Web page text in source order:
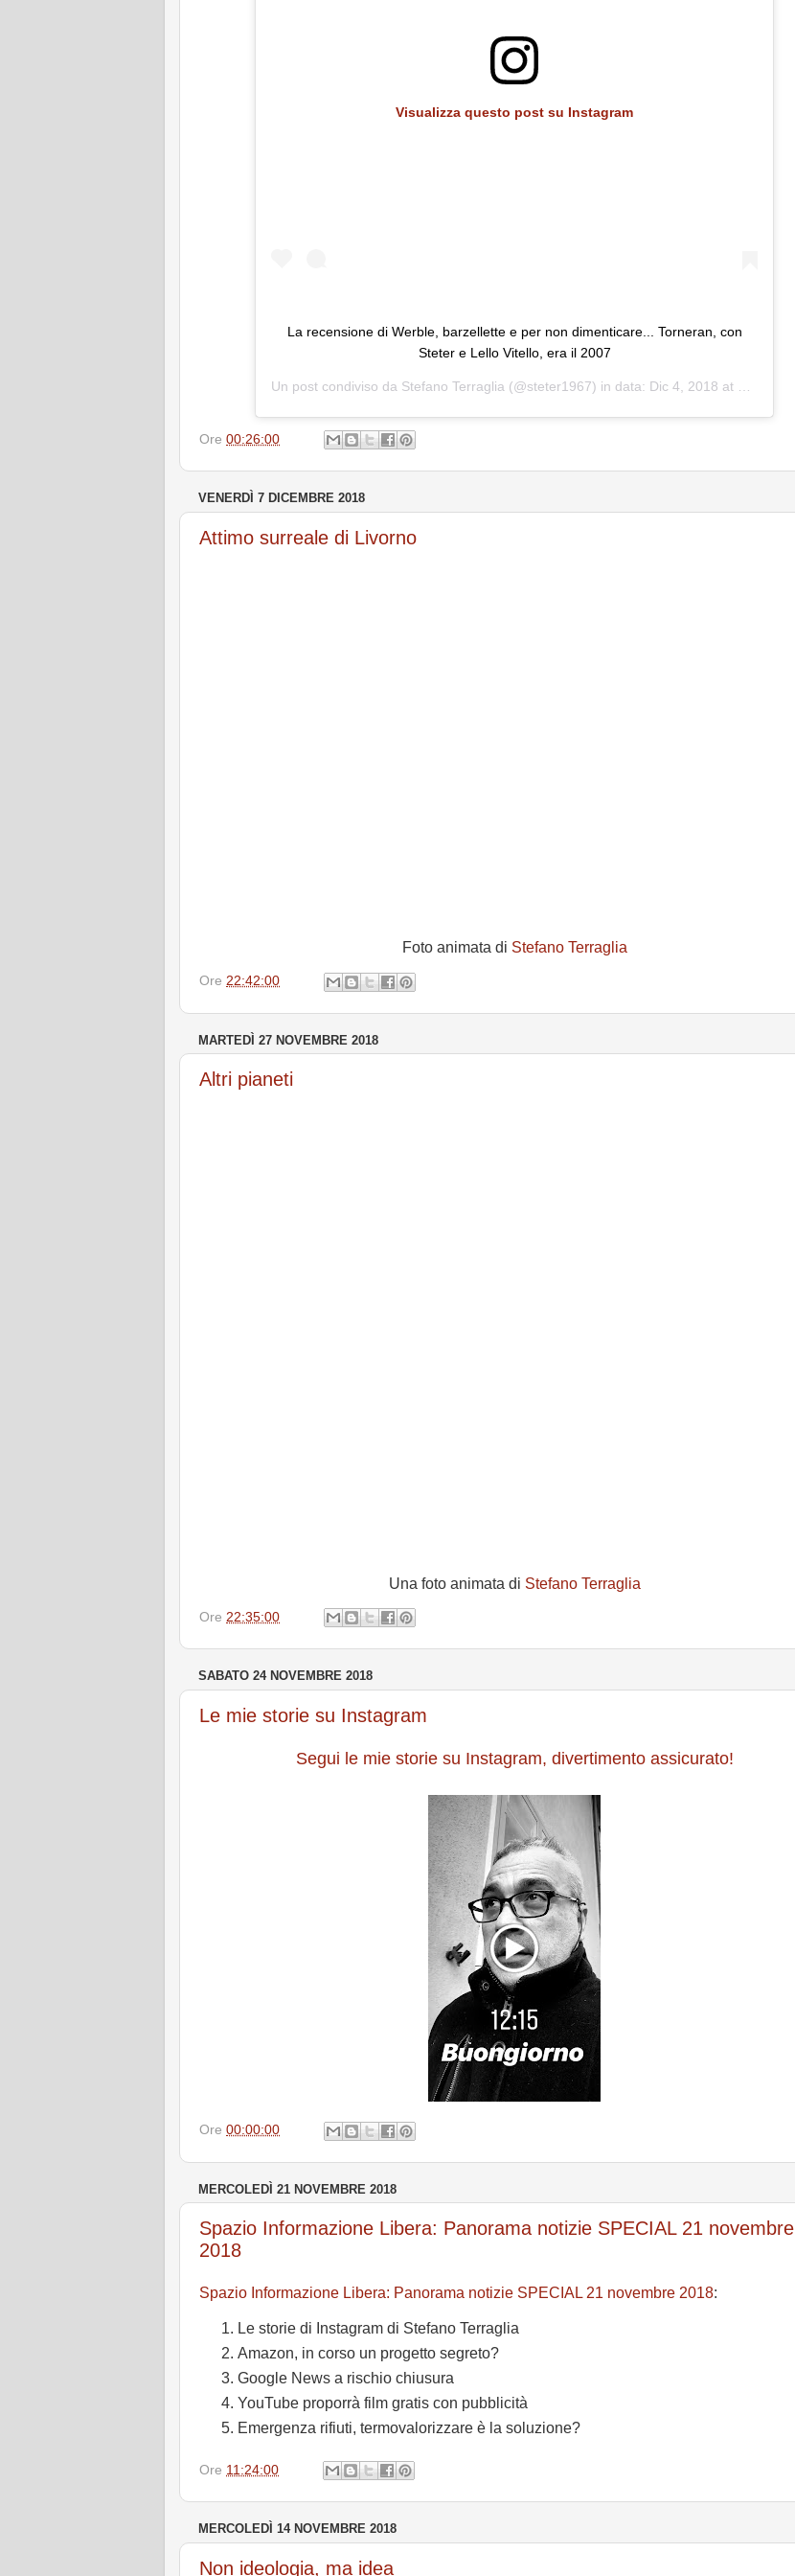
Visualizza questo post su Instagram
La recensione di Werble, barzellette e per non dimenticare... Torneran, con
Steter e Lello Vitello, era il 2007
Un post condiviso da Stefano Terraglia (@steter1967) in data: Dic 4, 2018 at 8:34 PST
Ore 00:26:00
VENERDÌ 7 DICEMBRE 2018
Attimo surreale di Livorno
Foto animata di Stefano Terraglia
Ore 22:42:00
MARTEDÌ 27 NOVEMBRE 2018
Altri pianeti
Una foto animata di Stefano Terraglia
Ore 22:35:00
SABATO 24 NOVEMBRE 2018
Le mie storie su Instagram
Segui le mie storie su Instagram, divertimento assicurato!
Ore 00:00:00
MERCOLEDÌ 21 NOVEMBRE 2018
Spazio Informazione Libera: Panorama notizie SPECIAL 21 novembre
2018
Spazio Informazione Libera: Panorama notizie SPECIAL 21 novembre 2018:
Le storie di Instagram di Stefano Terraglia
Amazon, in corso un progetto segreto?
Google News a rischio chiusura
YouTube proporrà film gratis con pubblicità
Emergenza rifiuti, termovalorizzare è la soluzione?
Ore 11:24:00
MERCOLEDÌ 14 NOVEMBRE 2018
Non ideologia, ma idea